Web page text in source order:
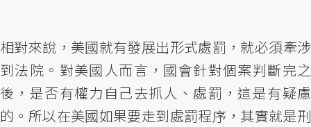
相對來說，美國就有發展出形式處罰，就必須牽涉
到法院。對美國人而言，國會針對個案判斷完之
後，是否有權力自己去抓人、處罰，這是有疑慮
的。所以在美國如果要走到處罰程序，其實就是刑